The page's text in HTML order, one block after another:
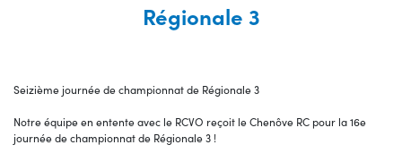
Régionale 3
Seizième journée de championnat de Régionale 3
Notre équipe en entente avec le RCVO reçoit le Chenôve RC pour la 16e
journée de championnat de Régionale 3 !